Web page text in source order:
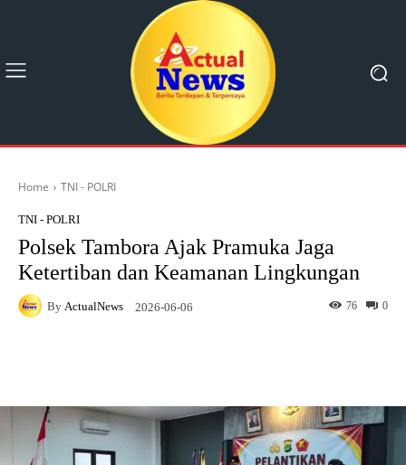
Home TNI - POLRI
TNI - POLRI
Polsek Tambora Ajak Pramuka Jaga
Ketertiban dan Keamanan Lingkungan
By ActualNews 2026-06-06 0
76